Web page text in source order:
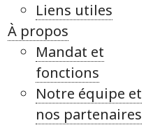
Liens utiles
À propos
Mandat et
fonctions
Notre équipe et
nos partenaires